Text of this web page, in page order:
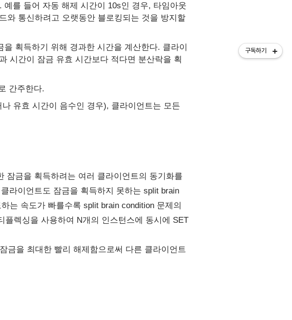
를 들어 자동 해제 시간이 10s인 경우, 타임아웃
와 통신하려고 오랫동안 블로킹되는 것을 방지할
획득하기 위해 경과한 시간을 계산한다. 클라이
시간이 잠금 유효 시간보다 적다면 분산락을 획
간주한다.
유효 시간이 음수인 경우), 클라이언트는 모든
잠금을 획득하려는 여러 클라이언트의 동기화를
라이언트도 잠금을 획득하지 못하는 split brain
는 속도가 빠를수록 split brain condition 문제의
렉싱을 사용하여 N개의 인스턴스에 동시에 SET
금을 최대한 빨리 해제함으로써 다른 클라이언트
구독하기